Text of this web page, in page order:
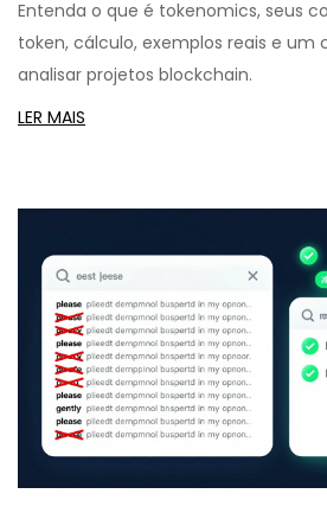
Entenda o que é tokenomics, seus
token, cálculo, exemplos reais e um
analisar projetos blockchain.
LER MAIS